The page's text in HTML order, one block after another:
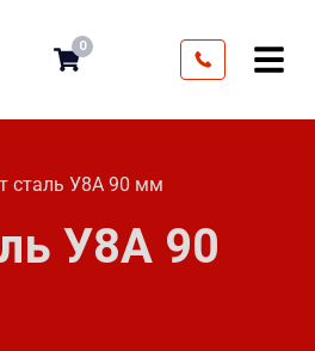
0
сталь У8А 90 мм
У8А 90